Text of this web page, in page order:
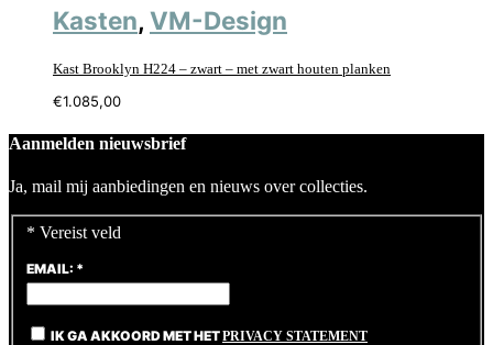
Kasten, VM-Design
Kast Brooklyn H224 – zwart – met zwart houten planken
€1.085,00
Aanmelden nieuwsbrief
Ja, mail mij aanbiedingen en nieuws over collecties.
* Vereist veld
EMAIL: *
IK GA AKKOORD MET HETPRIVACY STATEMENT